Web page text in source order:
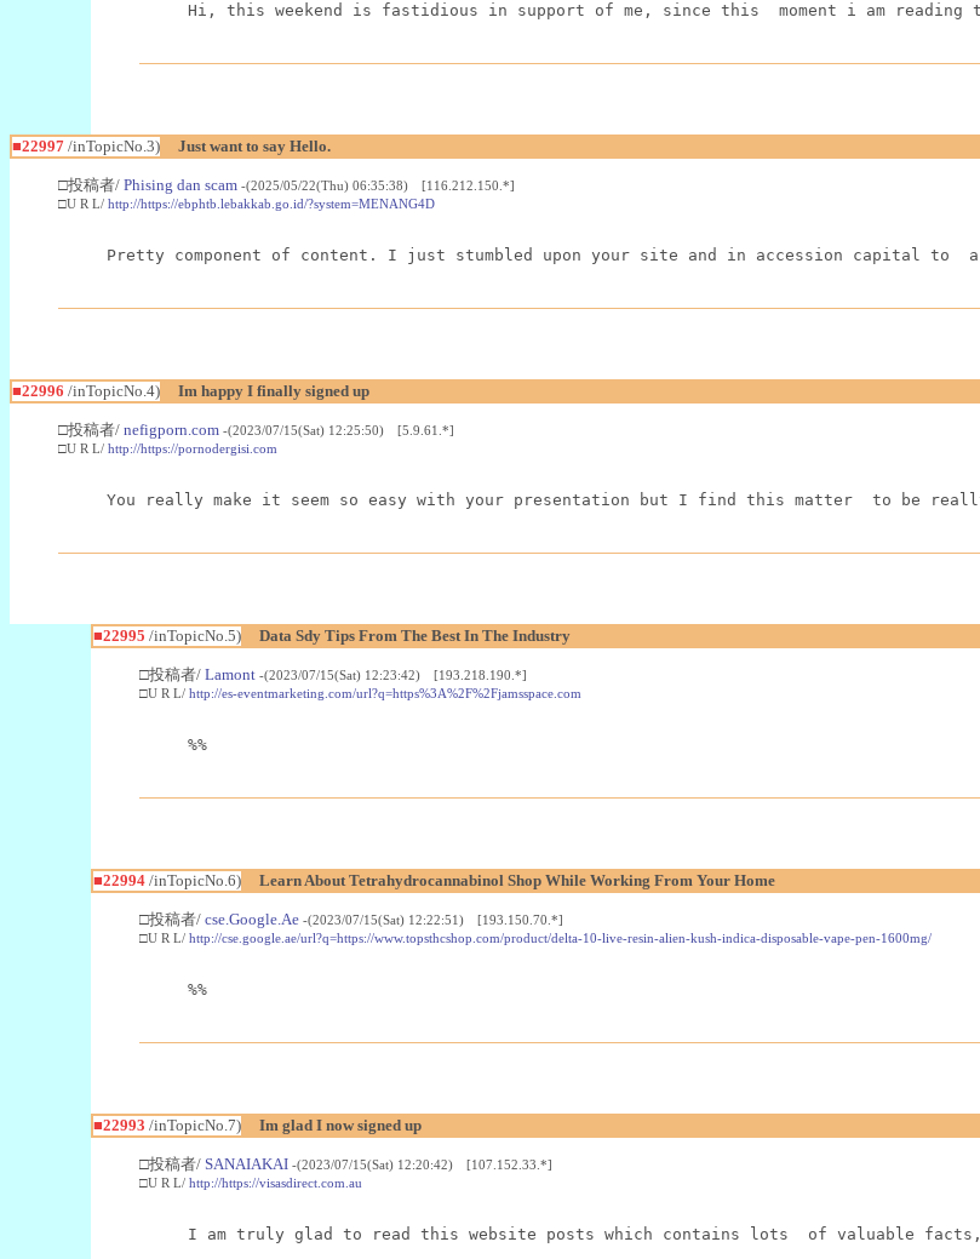
Hi, this weekend is fastidious in support of me, since this  moment i am reading
■22997 /inTopicNo.3) Just want to say Hello.
□投稿者/ Phising dan scam -(2025/05/22(Thu) 06:35:38) [116.212.150.*]
□U R L/ http://https://ebphtb.lebakkab.go.id/?system=MENANG4D
Pretty component of content. I just stumbled upon your site and in accession capital
■22996 /inTopicNo.4) Im happy I finally signed up
□投稿者/ nefigporn.com -(2023/07/15(Sat) 12:25:50) [5.9.61.*]
□U R L/ http://https://pornodergisi.com
You really make it seem so easy with your presentation but I find this matter  to be
■22995 /inTopicNo.5) Data Sdy Tips From The Best In The Industry
□投稿者/ Lamont -(2023/07/15(Sat) 12:23:42) [193.218.190.*]
□U R L/ http://es-eventmarketing.com/url?q=https%3A%2F%2Fjamsspace.com
%%
■22994/inTopicNo.6) Learn About Tetrahydrocannabinol Shop While Working From Your Home
□投稿者/ cse.Google.Ae -(2023/07/15(Sat) 12:22:51) [193.150.70.*]
□U R L/ http://cse.google.ae/url?q=https://www.topsthcshop.com/product/delta-10-live-resin-alien-kush-indica-disposable-vape-pen-1600mg/
%%
■22993 /inTopicNo.7) Im glad I now signed up
□投稿者/ SANAIAKAI -(2023/07/15(Sat) 12:20:42) [107.152.33.*]
□U R L/ http://https://visasdirect.com.au
I am truly glad to read this website posts which contains lots  of valuable